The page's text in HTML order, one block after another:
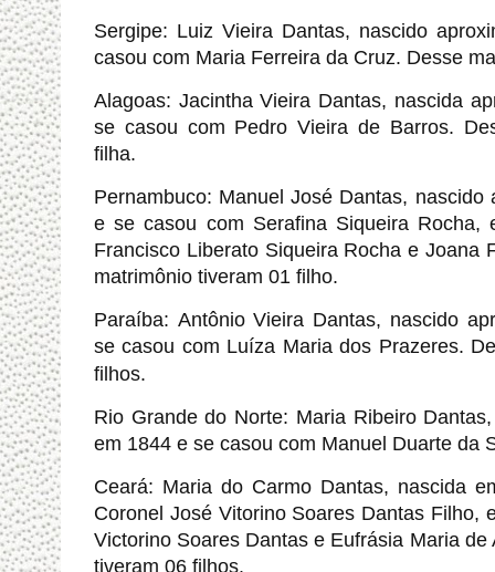
Sergipe: Luiz Vieira Dantas, nascido
casou com Maria Ferreira da Cruz. Desse
Alagoas: Jacintha Vieira Dantas, nascida
se casou com Pedro Vieira de Barros.
filha.
Pernambuco: Manuel José Dantas, nascido
e se casou com Serafina Siqueira Rocha,
Francisco Liberato Siqueira Rocha e Joana
matrimônio tiveram 01 filho.
Paraíba: Antônio Vieira Dantas, nascido
se casou com Luíza Maria dos Prazeres.
filhos.
Rio Grande do Norte: Maria Ribeiro
em 1844 e se casou com Manuel Duarte da
Ceará: Maria do Carmo Dantas, nascida
Coronel José Vitorino Soares Dantas Filho,
Victorino Soares Dantas e Eufrásia Maria
tiveram 06 filhos.